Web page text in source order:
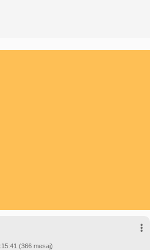
(366 mesaj)